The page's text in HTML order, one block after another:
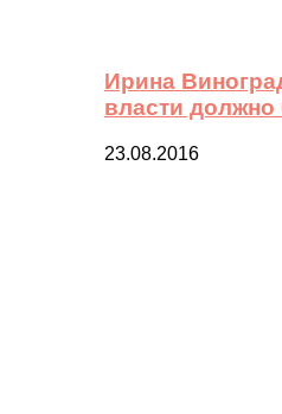
Ирина
власти
23.08.2016